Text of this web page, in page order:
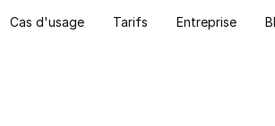
Cas d'usage Tarifs Entreprise